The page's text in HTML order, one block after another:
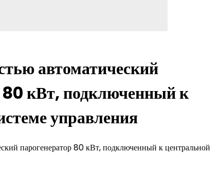
автоматический
80 кВт, подключенный к
управления
парогенератор 80 кВт, подключенный к центральной